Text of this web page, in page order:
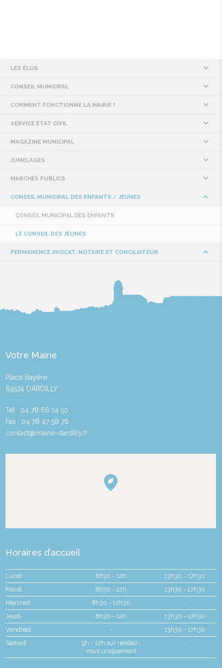
LES ÉLUS
CONSEIL MUNICIPAL
COMMENT FONCTIONNE LA MAIRIE ?
SERVICE ETAT CIVIL
MAGAZINE MUNICIPAL
JUMELAGES
MARCHÉS PUBLICS
CONSEIL MUNICIPAL DES ENFANTS / JEUNES
CONSEIL MUNICIPAL DES ENFANTS
LE CONSEIL DES JEUNES
PERMANENCE AVOCAT, NOTAIRE ET CONCILIATEUR
Votre Mairie
Place Bayère
69574 DARDILLY
Tél : 04 78 66 14 50
Fax : 04 78 47 58 76
contact@mairie-dardilly.fr
Horaires d’accueil
Lundi 8h30 - 12h
13h30 - 17h30
Mardi
8h30 - 12h
13h30 - 17h30
Mercredi
8h30 - 12h30
-
Jeudi
8h30 - 12h
13h30 - 17h30
Vendredi
-
13h30 - 17h30
Samedi
9h - 12h sur rendez-
vous uniquement
-